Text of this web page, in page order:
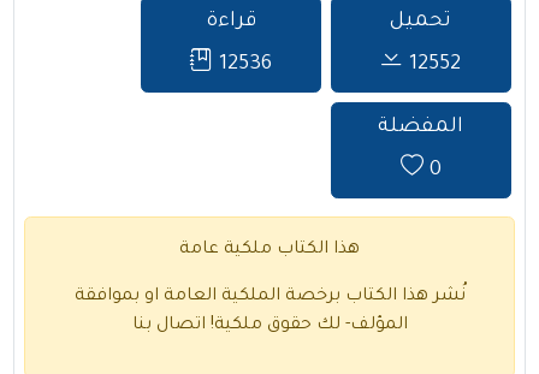
تحميل
12552
قراءة
12536
المفضلة
0
هذا الكتاب ملكية عامة
نُشر هذا الكتاب برخصة الملكية العامة او بموافقة
المؤلف- لك حقوق ملكية! اتصال بنا